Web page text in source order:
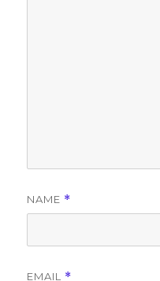
NAME *
EMAIL *